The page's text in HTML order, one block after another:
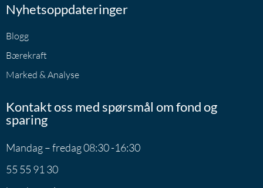
Nyhetsoppdateringer
Blogg
Bærekraft
Marked & Analyse
Kontakt oss med spørsmål om fond og
sparing
Mandag – fredag 08:30 -16:30
55 55 91 30